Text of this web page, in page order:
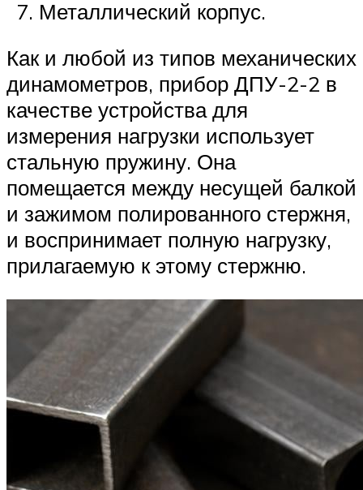
Металлический корпус.
Как и любой из типов механических
динамометров, прибор ДПУ-2-2 в
качестве устройства для
измерения нагрузки использует
стальную пружину. Она
помещается между несущей балкой
и зажимом полированного стержня,
и воспринимает полную нагрузку,
прилагаемую к этому стержню.